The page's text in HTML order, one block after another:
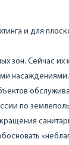
и для
зон. Сейчас
насаждениями.
по